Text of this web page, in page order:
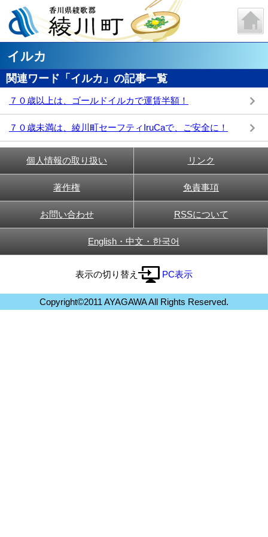
イルカ
関連ワード「イルカ」の記事一覧
７０歳以上は、ゴールドイルカで運賃半額！
７０歳未満は、綾川町セーフティIruCaで、ご安全に！
個人情報の取り扱い リンク
著作権 免責事項
お問い合わせ RSSについて
English・中文・한국어
表示の切り替え PC表示
Copyright©2011 AYAGAWA All Rights Reserved.